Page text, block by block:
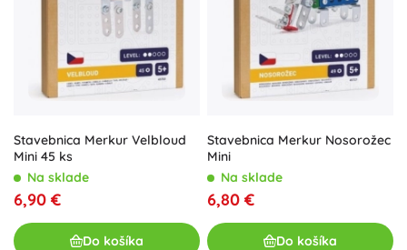
Stavebnica Merkur Velbloud
Mini 45 ks
Na sklade
6,90 €
Do košíka
Stavebnica Merkur Nosorožec
Mini
Na sklade
6,80 €
Do košíka